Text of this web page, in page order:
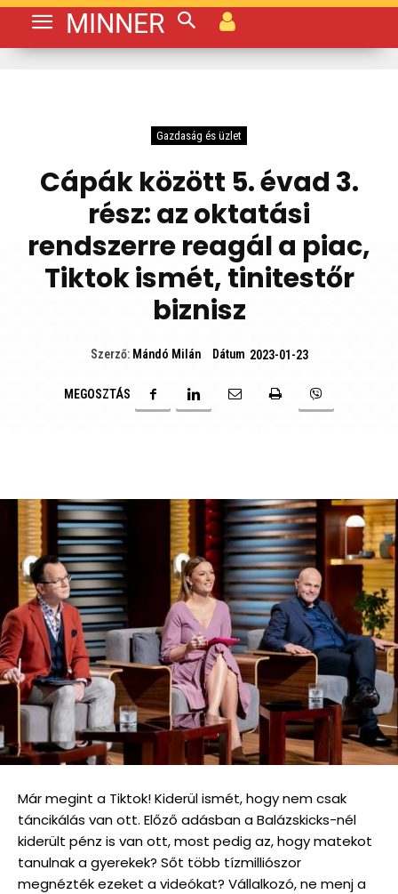
MINNER
Gazdaság és üzlet
Cápák között 5. évad 3.
rész: az oktatási
rendszerre reagál a piac,
Tiktok ismét, tinitestőr
biznisz
Szerző: Mándó Milán Dátum 2023-01-23
MEGOSZTÁS
Már megint a Tiktok! Kiderül ismét, hogy nem csak
táncikálás van ott. Előző adásban a Balázskicks-nél
kiderült pénz is van ott, most pedig az, hogy matekot
tanulnak a gyerekek? Sőt több tízmilliószor
megnézték ezeket a videókat? Vállalkozó, ne menj a